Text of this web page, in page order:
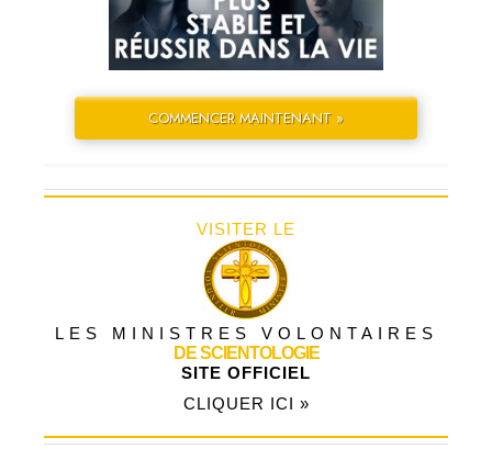
COMMENCER MAINTENANT »
VISITER LE
LES MINISTRES VOLONTAIRES
DE SCIENTOLOGIE
SITE OFFICIEL
CLIQUER ICI »